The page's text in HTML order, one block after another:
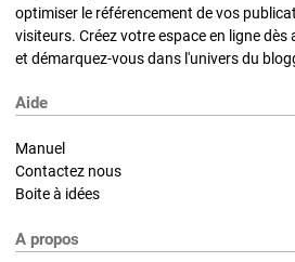
optimiser le référencement de vos
visiteurs. Créez votre espace en ligne dès
et démarquez-vous dans l'univers du
Aide
Manuel
Contactez nous
Boite à idées
A propos